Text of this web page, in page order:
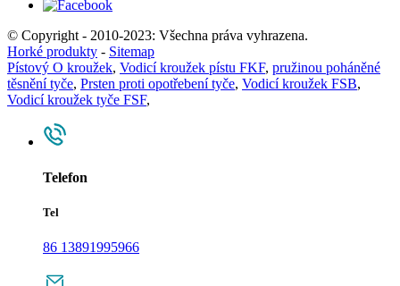
© Copyright - 2010-2023: Všechna práva vyhrazena.
Horké produkty - Sitemap
Pístový O kroužek, Vodicí kroužek pístu FKF, pružinou poháněné
těsnění tyče, Prsten proti opotřebení tyče, Vodicí kroužek FSB,
Vodicí kroužek tyče FSF,
Telefon
Tel
86 13891995966